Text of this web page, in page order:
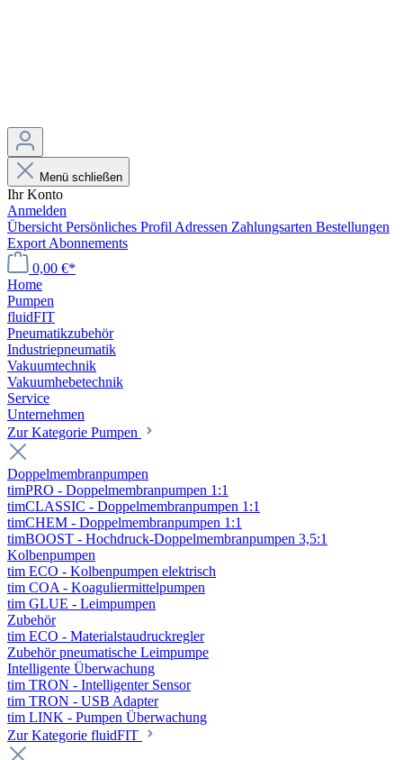
Menü schließen
Ihr Konto
Anmelden
Übersicht Persönliches Profil Adressen Zahlungsarten Bestellungen
Export Abonnements
0,00 €*
Home
Pumpen
fluidFIT
Pneumatikzubehör
Industriepneumatik
Vakuumtechnik
Vakuumhebetechnik
Service
Unternehmen
Zur Kategorie Pumpen
Doppelmembranpumpen
timPRO - Doppelmembranpumpen 1:1
timCLASSIC - Doppelmembranpumpen 1:1
timCHEM - Doppelmembranpumpen 1:1
timBOOST - Hochdruck-Doppelmembranpumpen 3,5:1
Kolbenpumpen
tim ECO - Kolbenpumpen elektrisch
tim COA - Koaguliermittelpumpen
tim GLUE - Leimpumpen
Zubehör
tim ECO - Materialstaudruckregler
Zubehör pneumatische Leimpumpe
Intelligente Überwachung
tim TRON - Intelligenter Sensor
tim TRON - USB Adapter
tim LINK - Pumpen Überwachung
Zur Kategorie fluidFIT